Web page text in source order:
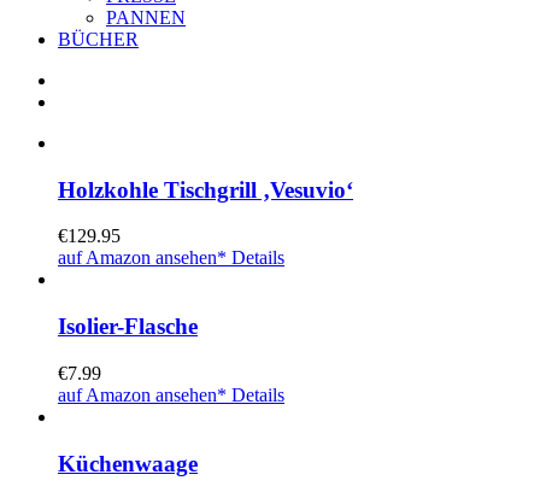
PANNEN
BÜCHER
Holzkohle Tischgrill ‚Vesuvio‘
€129.95
auf Amazon ansehen* Details
Isolier-Flasche
€7.99
auf Amazon ansehen* Details
Küchenwaage